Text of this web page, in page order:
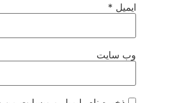
ایمیل *
وب‌ سایت